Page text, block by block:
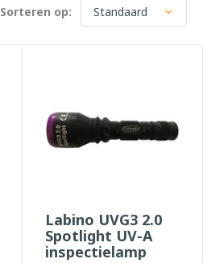
Sorteren op:
Labino UVG3 2.0
Spotlight UV-A
inspectielamp